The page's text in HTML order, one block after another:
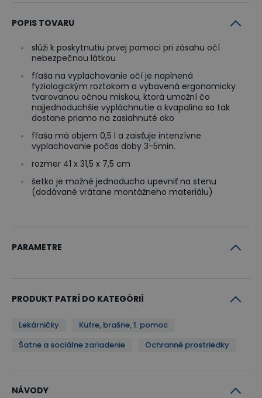
POPIS TOVARU
slúži k poskytnutiu prvej pomoci pri zásahu očí
nebezpečnou látkou
fľaša na vyplachovanie očí je naplnená
fyziologickým roztokom a vybavená ergonomicky
tvarovanou očnou miskou, ktorá umožní čo
najjednoduchšie vypláchnutie a kvapalina sa tak
dostane priamo na zasiahnuté oko
fľaša má objem 0,5 l a zaisťuje intenzívne
vyplachovanie počas doby 3-5min.
rozmer 41 x 31,5 x 7,5 cm
šetko je možné jednoducho upevniť na stenu
(dodávané vrátane montážneho materiálu)
PARAMETRE
PRODUKT PATRÍ DO KATEGÓRIÍ
Lekárničky
Kufre, brašne, 1. pomoc
Šatne a sociálne zariadenie
Ochranné prostriedky
NÁVODY